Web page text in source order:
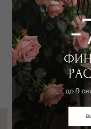
Вам может